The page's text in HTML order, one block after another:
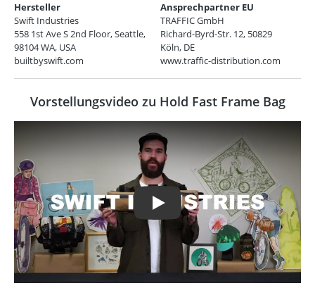
Hersteller
Swift Industries
558 1st Ave S 2nd Floor, Seattle,
98104 WA, USA
builtbyswift.com
Ansprechpartner EU
TRAFFIC GmbH
Richard-Byrd-Str. 12, 50829
Köln, DE
www.traffic-distribution.com
Vorstellungsvideo zu Hold Fast Frame Bag
Play